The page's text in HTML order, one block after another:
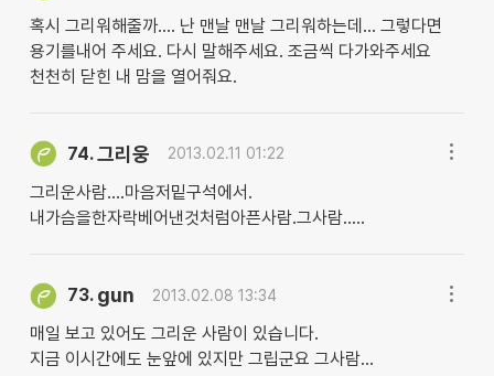
혹시 그리워해줄까.... 난 맨날 맨날 그리워하는데... 그렇다면
용기를내어 주세요. 다시 말해주세요. 조금씩 다가와주세요
천천히 닫힌 내 맘을 열어줘요.
74.그리웅 2013.02.11 01:22
그리운사람....마음저밑구석에서.
내가슴을한자락베어낸것처럼아픈사람.그사람.....
73. gun 2013.02.08 13:34
매일 보고 있어도 그리운 사람이 있습니다.
지금 이시간에도 눈앞에 있지만 그립군요 그사람...